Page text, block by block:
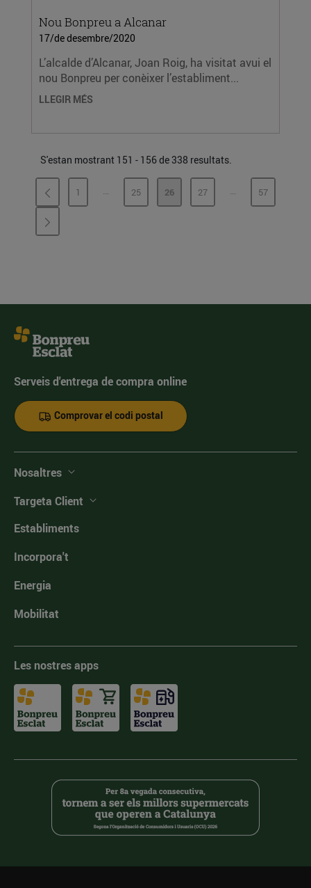
Nou Bonpreu a Alcanar
17/de desembre/2020
L’alcalde d’Alcanar, Joan Roig, ha visitat avui el
nou Bonpreu per conèixer l’establiment...
LLEGIR MÉS
S'estan mostrant 151 - 156 de 338 resultats.
PÀGINA
1 ...PÀGINES INTERMÈDIES
PÀGINA
25 PÀGINA
26 PÀGINA
27 ...PÀGINESPÀGINA
57
Serveis d'entrega de compra online
Comprovar el codi postal
Nosaltres
Targeta Client
Establiments
Incorpora't
Energia
Mobilitat
Les nostres apps